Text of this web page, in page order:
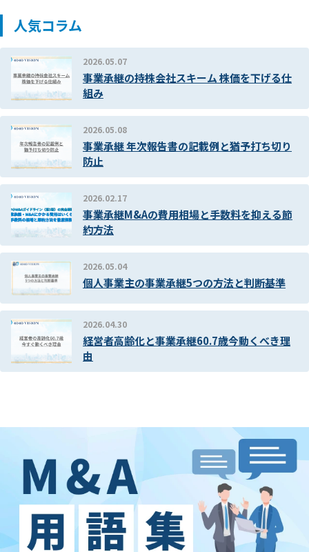
人気コラム
2026.05.07
事業承継の持株会社スキーム 株価を下げる仕
組み
2026.05.08
事業承継 年次報告書の記載例と猶予打ち切り
防止
2026.02.17
事業承継M&Aの費用相場と手数料を抑える節
約方法
2026.05.04
個人事業主の事業承継5つの方法と判断基準
2026.04.30
経営者高齢化と事業承継60.7歳今動くべき理
由